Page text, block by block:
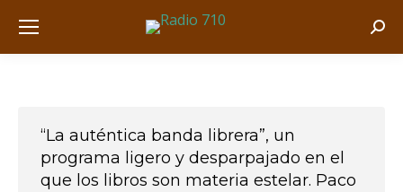
“La auténtica banda librera”, un
programa ligero y desparpajado en el
que los libros son materia estelar. Paco